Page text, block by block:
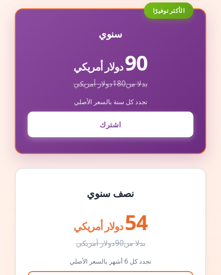
الأكثر توفيرًا
سنوي
90دولار أمريكي
بدلا من180دولار أمريكي
تجدد كل سنة بالسعر الأصلي
اشترك
نصف سنوي
54 دولار أمريكي
بدلا من90دولار أمريكي
تجدد كل 6 أشهر بالسعر الأصلي